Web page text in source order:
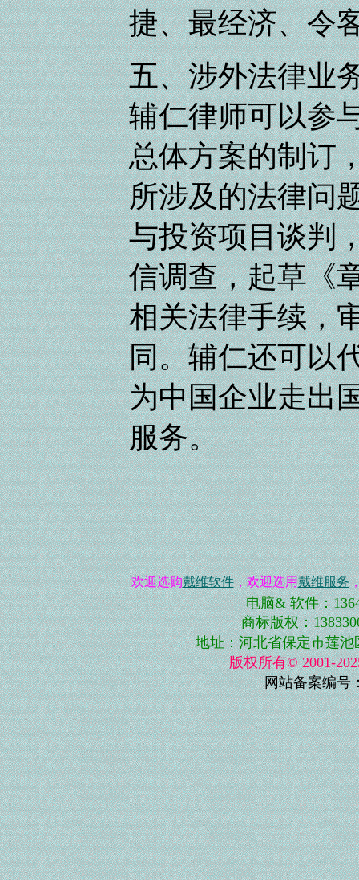
捷、最经济、令
五、涉外法律业
辅仁律师可以参
总体方案的制订
所涉及的法律问
与投资项目谈判
信调查，起草《
相关法律手续，
同。辅仁还可以
为中国企业走出
服务。
欢迎选购戴维软件，欢迎选用戴维服务
电脑& 软件：
商标版权：
地址：河北省保定市莲池
版权所有© 2001-
网站备案编号